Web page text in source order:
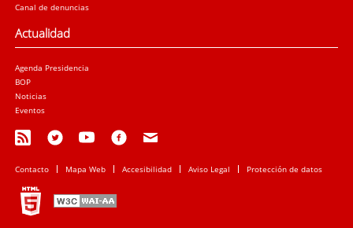
Canal de denuncias
Actualidad
Agenda Presidencia
BOP
Noticias
Eventos
Contacto Mapa Web Accesibilidad Aviso Legal Protección de datos